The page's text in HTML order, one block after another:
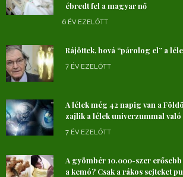
ébredt fel a magyar nő
6 ÉV EZELŐTT
Rájöttek, hová “párolog el” a
7 ÉV EZELŐTT
A lélek még 42 napig van a
zajlik a lélek univerzummal való
7 ÉV EZELŐTT
A gyömbér 10.000-szer
a kemó? Csak a rákos sejteket